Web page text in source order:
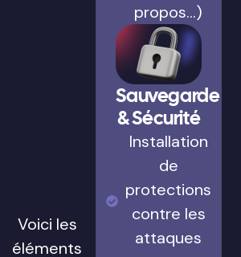
Voici les
éléments
propos…)
Sauvegarde
& Sécurité
Installation
de
protections
contre les
attaques